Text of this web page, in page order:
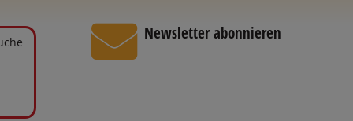
Newsletter abonnieren